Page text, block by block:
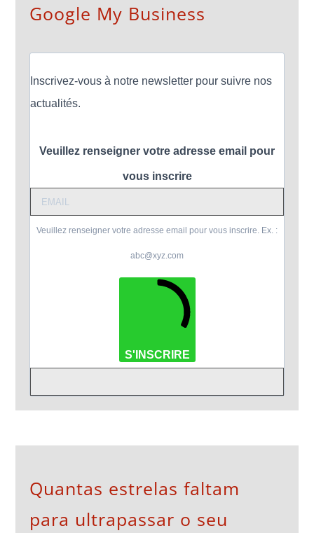
Google My Business
Inscrivez-vous à notre newsletter pour suivre nos
actualités.
Veuillez renseigner votre adresse email pour
vous inscrire
Veuillez renseigner votre adresse email pour vous inscrire. Ex. :
abc@xyz.com
S'INSCRIRE
Quantas estrelas faltam
para ultrapassar o seu